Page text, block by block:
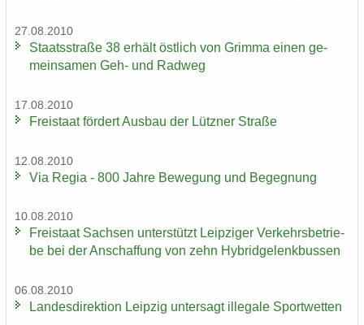
27.08.2010
Staats­stra­ße 38 er­hält öst­lich von Grim­ma einen ge­
mein­sa­men Geh- und Rad­weg
17.08.2010
Frei­staat för­dert Aus­bau der Lütz­ner Stra­ße
12.08.2010
Via Regia - 800 Jahre Be­we­gung und Be­geg­nung
10.08.2010
Frei­staat Sach­sen un­ter­stützt Leip­zi­ger Ver­kehrs­be­trie­
be bei der An­schaf­fung von zehn Hy­brid­ge­lenk­bus­sen
06.08.2010
Lan­des­di­rek­ti­on Leip­zig un­ter­sagt il­le­ga­le Sport­wet­ten